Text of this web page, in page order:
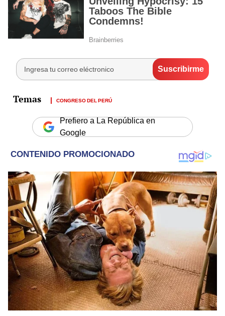
CONGRESO DEL PERÚ
Prefiero a La República en
Google